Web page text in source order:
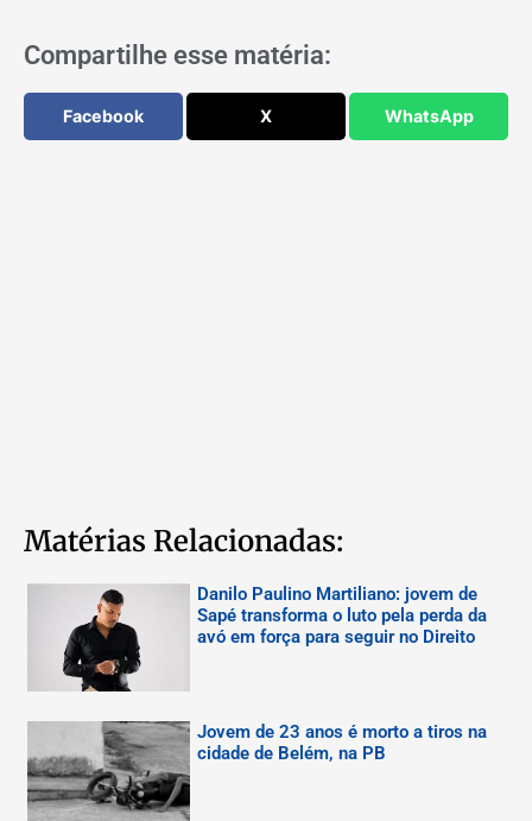
Compartilhe esse matéria:
Facebook X WhatsApp
Matérias Relacionadas:
Danilo Paulino Martiliano: jovem de
Sapé transforma o luto pela perda da
avó em força para seguir no Direito
Jovem de 23 anos é morto a tiros na
cidade de Belém, na PB